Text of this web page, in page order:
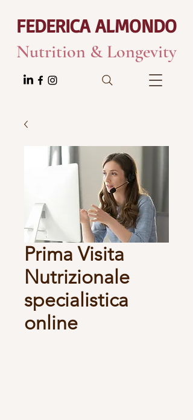
FEDERICA ALMONDO
Nutrition & Longevity
Prima Visita
Nutrizionale
specialistica
online